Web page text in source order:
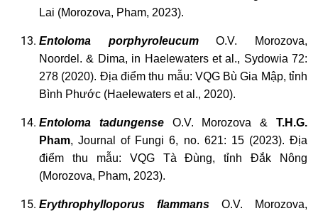
Lai (Morozova, Pham, 2023).
Entoloma porphyroleucumO.V. Morozova,
Noordel. & Dima, in Haelewaters et al., Sydowia 72:
278 (2020). Địa điểm thu mẫu: VQG Bù Gia Mập, tỉnh
Bình Phước (Haelewaters et al., 2020).
Entoloma tadungenseO.V. Morozova &T.H.G.
Pham, Journal of Fungi 6, no. 621: 15 (2023). Địa
điểm thu mẫu: VQG Tà Đùng, tỉnh Đắk Nông
(Morozova, Pham, 2023).
Erythrophylloporus flammans O.V. Morozova,